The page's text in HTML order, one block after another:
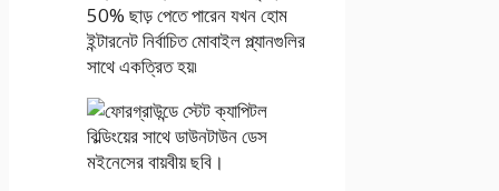
50% ছাড় পেতে পারেন যখন হোম
ইন্টারনেট নির্বাচিত মোবাইল প্ল্যানগুলির
সাথে একত্রিত হয়৷